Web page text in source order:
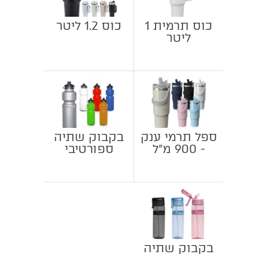
כוס תרמית 1
ליטר
כוס 1.2 ליטר
ספל תרמי ענק
- 900 מ"ל
בקבוק שתיה
ספורטיבי
בקבוק שתיה